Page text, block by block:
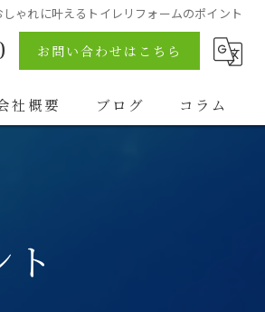
しゃれに叶えるトイレリフォームのポイント
お問い合わせはこちら
社概要 ブログ コラム